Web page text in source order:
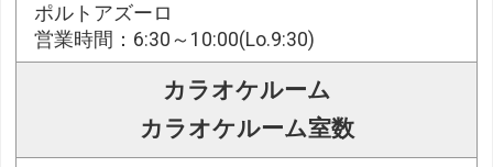
ポルトアズーロ
営業時間：6:30～10:00(Lo.9:30)
カラオケルーム
カラオケルーム室数